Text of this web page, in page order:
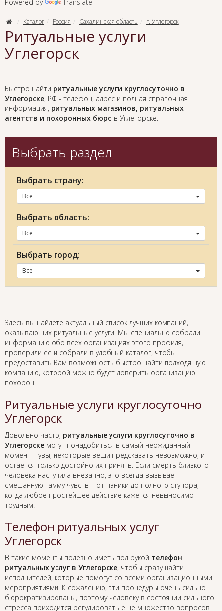
Powered by Translate
Каталог Россия Сахалинская область г. Углегорск
Ритуальные услуги
Углегорск
Быстро найти ритуальные услуги круглосуточно в
Углегорске, РФ - телефон, адрес и полная справочная
информация, ритуальных магазинов, ритуальных
агентств и похоронных бюро в Углегорске.
Выбрать раздел
Выбрать страну:
Все
Выбрать область:
Все
Выбрать город:
Все
Здесь вы найдете актуальный список лучших компаний,
оказывающих ритуальные услуги. Мы специально собрали
информацию обо всех организациях этого профиля,
проверили ее и собрали в удобный каталог, чтобы
предоставить Вам возможность быстро найти подходящую
компанию, которой можно будет доверить организацию
похорон.
Ритуальные услуги круглосуточно
Углегорск
Довольно часто, ритуальные услуги круглосуточно в
Углегорске могут понадобиться в самый неожиданный
момент – увы, некоторые вещи предсказать невозможно, и
остается только достойно их принять. Если смерть близкого
человека наступила внезапно, это всегда вызывает
смешанную гамму чувств – от паники до полного ступора,
когда любое простейшее действие кажется невыносимо
трудным.
Телефон ритуальных услуг
Углегорск
В такие моменты полезно иметь под рукой телефон
ритуальных услуг в Углегорске, чтобы сразу найти
исполнителей, которые помогут со всеми организационными
мероприятиями. К сожалению, эти процедуры очень сильно
бюрократизированы, поэтому человеку в состоянии сильного
стресса приходится регулировать еще множество вопросов